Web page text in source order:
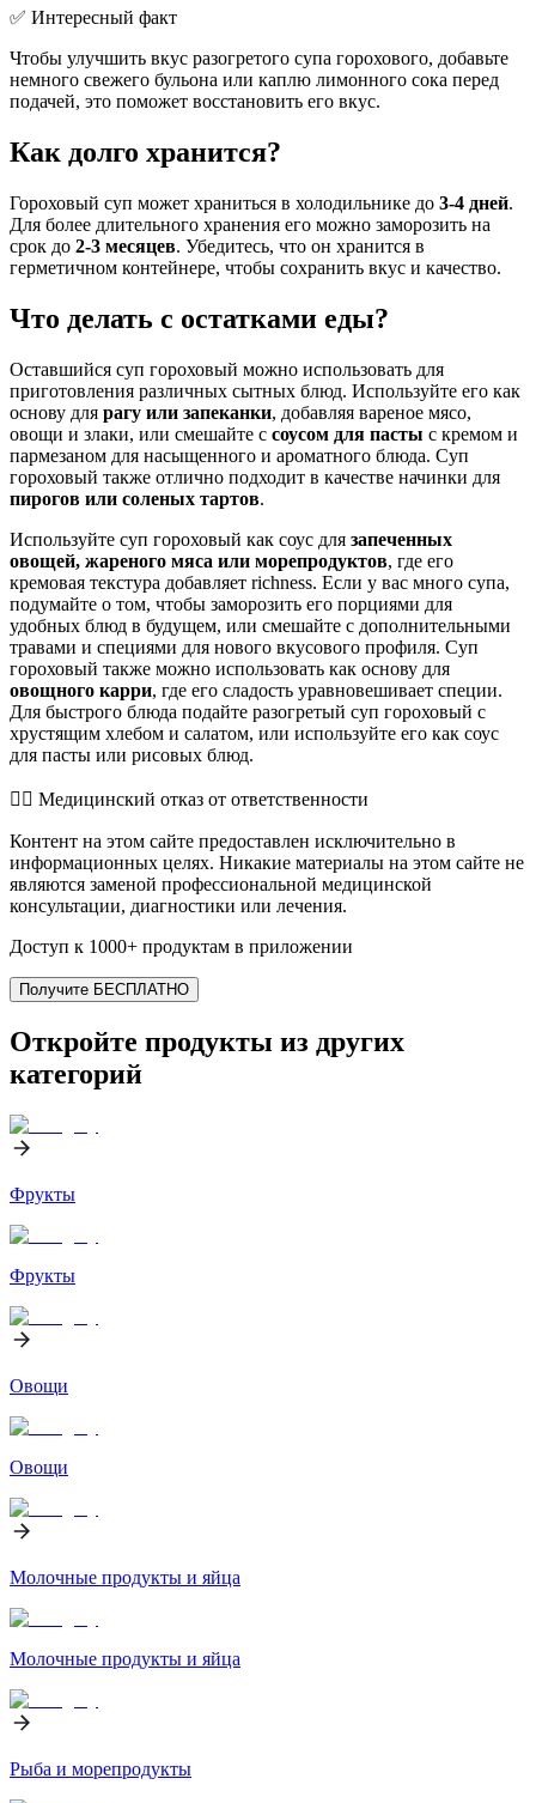
✅ Интересный факт
Чтобы улучшить вкус разогретого супа горохового, добавьте
немного свежего бульона или каплю лимонного сока перед
подачей, это поможет восстановить его вкус.
Как долго хранится?
Гороховый суп может храниться в холодильнике до 3-4 дней.
Для более длительного хранения его можно заморозить на
срок до 2-3 месяцев. Убедитесь, что он хранится в
герметичном контейнере, чтобы сохранить вкус и качество.
Что делать с остатками еды?
Оставшийся суп гороховый можно использовать для
приготовления различных сытных блюд. Используйте его как
основу для рагу или запеканки, добавляя вареное мясо,
овощи и злаки, или смешайте с соусом для пасты с кремом и
пармезаном для насыщенного и ароматного блюда. Суп
гороховый также отлично подходит в качестве начинки для
пирогов или соленых тартов.
Используйте суп гороховый как соус для запеченных
овощей, жареного мяса или морепродуктов, где его
кремовая текстура добавляет richness. Если у вас много супа,
подумайте о том, чтобы заморозить его порциями для
удобных блюд в будущем, или смешайте с дополнительными
травами и специями для нового вкусового профиля. Суп
гороховый также можно использовать как основу для
овощного карри, где его сладость уравновешивает специи.
Для быстрого блюда подайте разогретый суп гороховый с
хрустящим хлебом и салатом, или используйте его как соус
для пасты или рисовых блюд.
👨‍⚕️️ Медицинский отказ от ответственности
Контент на этом сайте предоставлен исключительно в
информационных целях. Никакие материалы на этом сайте не
являются заменой профессиональной медицинской
консультации, диагностики или лечения.
Доступ к 1000+ продуктам в приложении
Получите БЕСПЛАТНО
Откройте продукты из других
категорий
Фрукты
Фрукты
Овощи
Овощи
Молочные продукты и яйца
Молочные продукты и яйца
Рыба и морепродукты